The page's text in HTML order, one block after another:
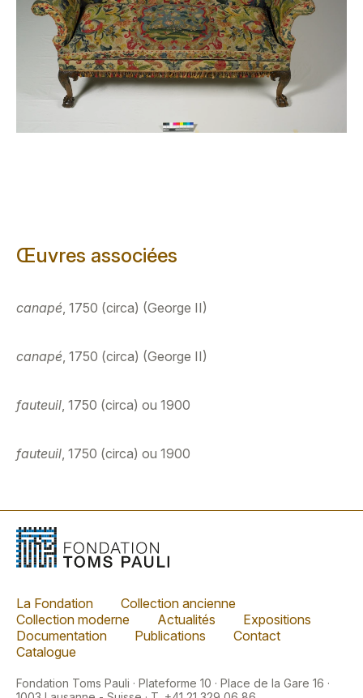
Œuvres associées
canapé, 1750 (circa) (George II)
canapé, 1750 (circa) (George II)
fauteuil, 1750 (circa) ou 1900
fauteuil, 1750 (circa) ou 1900
La Fondation
Collection ancienne
Collection moderne
Actualités
Expositions
Documentation
Publications
Contact
Catalogue
Fondation Toms Pauli · Plateforme 10 · Place de la Gare 16 ·